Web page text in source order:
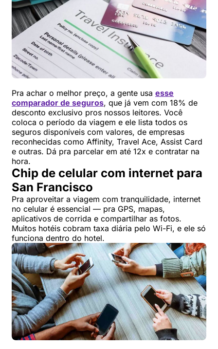
Pra achar o melhor preço, a gente usa esse
comparador de seguros, que já vem com 18% de
desconto exclusivo pros nossos leitores. Você
coloca o período da viagem e ele lista todos os
seguros disponíveis com valores, de empresas
reconhecidas como Affinity, Travel Ace, Assist Card
e outras. Dá pra parcelar em até 12x e contratar na
hora.
Chip de celular com internet para
San Francisco
Pra aproveitar a viagem com tranquilidade, internet
no celular é essencial — pra GPS, mapas,
aplicativos de corrida e compartilhar as fotos.
Muitos hotéis cobram taxa diária pelo Wi-Fi, e ele só
funciona dentro do hotel.